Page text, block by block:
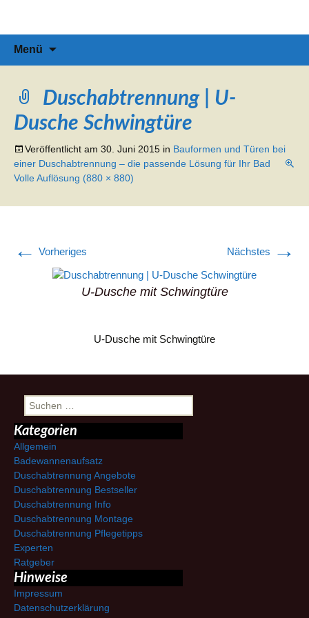
Menü
Duschabtrennung | U-
Dusche Schwingtüre
Veröffentlicht am 30. Juni 2015 in Bauformen und Türen bei
einer Duschabtrennung – die passende Lösung für Ihr Bad
Volle Auflösung (880 × 880)
← Vorheriges Nächstes →
U-Dusche mit Schwingtüre
U-Dusche mit Schwingtüre
Suchen
nach:
Kategorien
Allgemein
Badewannenaufsatz
Duschabtrennung Angebote
Duschabtrennung Bestseller
Duschabtrennung Info
Duschabtrennung Montage
Duschabtrennung Pflegetipps
Experten
Ratgeber
Hinweise
Impressum
Datenschutzerklärung